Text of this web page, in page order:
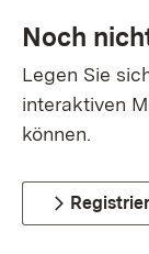
Noch
Legen Sie
interaktiven
können.